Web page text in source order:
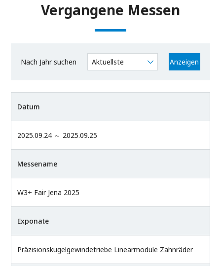
Vergangene Messen
Nach Jahr suchen Anzeigen
Datum
2025.09.24 ～ 2025.09.25
Messename
W3+ Fair Jena 2025
Exponate
Präzisionskugelgewindetriebe Linearmodule Zahnräder